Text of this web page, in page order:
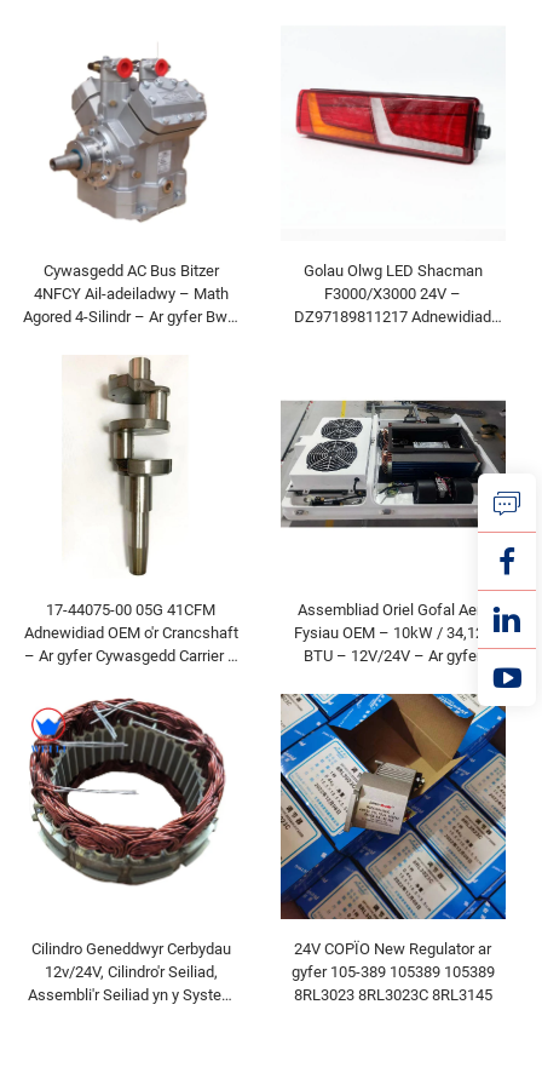
Cywasgedd AC Bus Bitzer
4NFCY Ail-adeiladwy – Math
Agored 4-Silindr – Ar gyfer Bwsi
Golau Olwg LED Shacman
F3000/X3000 24V –
DZ97189811217 Adnewidiad
17-44075-00 05G 41CFM
Adnewidiad OEM o'r Crancshaft
– Ar gyfer Cywasgedd Carrier –
bwsiâu sydd â chludiant oer
Assembliad Oriel Gofal Aer i
Fysiau OEM – 10kW / 34,120
BTU – 12V/24V – Ar gyfer
Rhagorol
Cilindro Geneddwyr Cerbydau
12v/24V, Cilindro'r Seiliad,
Assembli'r Seiliad yn y System
24V COPÏO New Regulator ar
gyfer 105-389 105389 105389
8RL3023 8RL3023C 8RL3145